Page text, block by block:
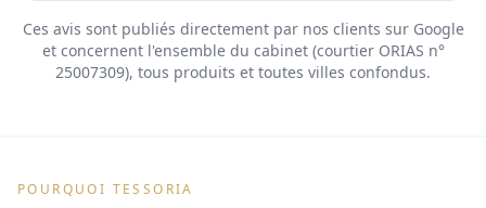
Ces avis sont publiés directement par nos clients sur Google
et concernent l'ensemble du cabinet (courtier ORIAS n°
25007309), tous produits et toutes villes confondus.
POURQUOI TESSORIA